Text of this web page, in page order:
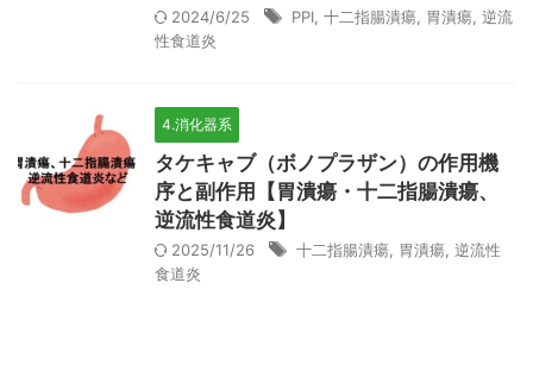
2024/6/25 PPI 十二指腸潰瘍 胃潰瘍 逆流
性食道炎
4.消化器系
タケキャブ（ボノプラザン）の作用機
序と副作用【胃潰瘍・十二指腸潰瘍、
逆流性食道炎】
2025/11/26 十二指腸潰瘍 胃潰瘍 逆流性
食道炎